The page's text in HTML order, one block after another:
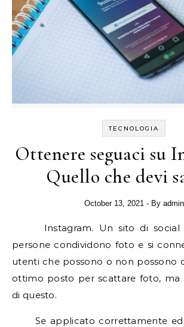
TECNOLOGIA
Ottenere seguaci su
Quello che devi
October 13, 2021 - By admin
Instagram. Un sito di social media dove le
persone condividono foto e si
utenti che possono o non possono
ottimo posto per scattare foto, ma
di questo.
Se applicato correttamente ed